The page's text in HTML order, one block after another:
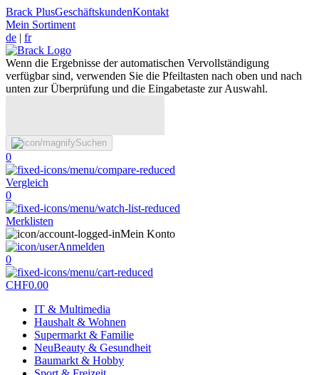
Brack PlusGeschäftskundenKontakt
Mein Sortiment
de | fr
Wenn die Ergebnisse der automatischen Vervollständigung
verfügbar sind, verwenden Sie die Pfeiltasten nach oben und nach
unten zur Überprüfung und die Eingabetaste zur Auswahl.
Suchen
0
Vergleich
0
Merklisten
Mein Konto
Anmelden
0
CHF0.00
IT & Multimedia
Haushalt & Wohnen
Supermarkt & Familie
NeuBeauty & Gesundheit
Baumarkt & Hobby